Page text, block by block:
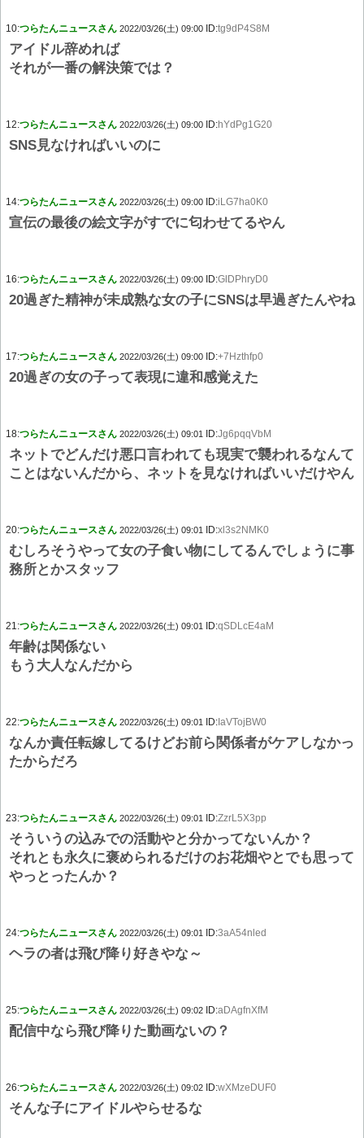
10:つらたんニュースさん 2022/03/26(土) 09:00 ID:tg9dP4S8M
アイドル辞めれば
それが一番の解決策では？
12:つらたんニュースさん 2022/03/26(土) 09:00 ID:hYdPg1G20
SNS見なければいいのに
14:つらたんニュースさん 2022/03/26(土) 09:00 ID:iLG7ha0K0
宣伝の最後の絵文字がすでに匂わせてるやん
16:つらたんニュースさん 2022/03/26(土) 09:00 ID:GlDPhryD0
20過ぎた精神が未成熟な女の子にSNSは早過ぎたんやね
17:つらたんニュースさん 2022/03/26(土) 09:00 ID:+7Hzthfp0
20過ぎの女の子って表現に違和感覚えた
18:つらたんニュースさん 2022/03/26(土) 09:01 ID:Jg6pqqVbM
ネットでどんだけ悪口言われても現実で襲われるなんて
ことはないんだから、ネットを見なければいいだけやん
20:つらたんニュースさん 2022/03/26(土) 09:01 ID:xl3s2NMK0
むしろそうやって女の子食い物にしてるんでしょうに事
務所とかスタッフ
21:つらたんニュースさん 2022/03/26(土) 09:01 ID:qSDLcE4aM
年齢は関係ない
もう大人なんだから
22:つらたんニュースさん 2022/03/26(土) 09:01 ID: IaVTojBW0
なんか責任転嫁してるけどお前ら関係者がケアしなかっ
たからだろ
23:つらたんニュースさん 2022/03/26(土) 09:01 ID:ZzrL5X3pp
そういうの込みでの活動やと分かってないんか？
それとも永久に褒められるだけのお花畑やとでも思って
やっとったんか？
24:つらたんニュースさん 2022/03/26(土) 09:01 ID:3aA54nled
ヘラの者は飛び降り好きやな～
25:つらたんニュースさん 2022/03/26(土) 09:02 ID:aDAgfnXfM
配信中なら飛び降りた動画ないの？
26:つらたんニュースさん 2022/03/26(土) 09:02 ID:wXMzeDUF0
そんな子にアイドルやらせるな